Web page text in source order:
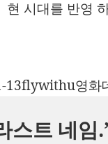
현 시대를 반영
13글
이
flywithu카
고
영화
스트 네임